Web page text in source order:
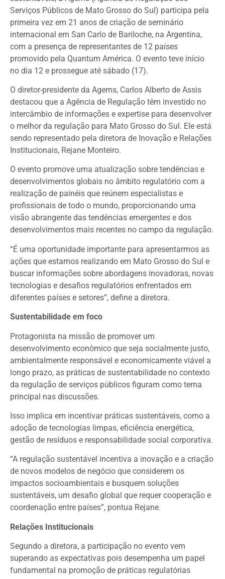
Serviços Públicos de Mato Grosso do Sul) participa pela
primeira vez em 21 anos de criação de seminário
internacional em San Carlo de Bariloche, na Argentina,
com a presença de representantes de 12 países
promovido pela Quantum América. O evento teve início
no dia 12 e prossegue até sábado (17).
O diretor-presidente da Agems, Carlos Alberto de Assis
destacou que a Agência de Regulação têm investido no
intercâmbio de informações e expertise para desenvolver
o melhor da regulação para Mato Grosso do Sul. Ele está
sendo representado pela diretora de Inovação e Relações
Institucionais, Rejane Monteiro.
O evento promove uma atualização sobre tendências e
desenvolvimentos globais no âmbito regulatório com a
realização de painéis que reúnem especialistas e
profissionais de todo o mundo, proporcionando uma
visão abrangente das tendências emergentes e dos
desenvolvimentos mais recentes no campo da regulação.
“É uma oportunidade importante para apresentarmos as
ações que estamos realizando em Mato Grosso do Sul e
buscar informações sobre abordagens inovadoras, novas
tecnologias e desafios regulatórios enfrentados em
diferentes países e setores”, define a diretora.
Sustentabilidade em foco
Protagonista na missão de promover um
desenvolvimento econômico que seja socialmente justo,
ambientalmente responsável e economicamente viável a
longo prazo, as práticas de sustentabilidade no contexto
da regulação de serviços públicos figuram como tema
principal nas discussões.
Isso implica em incentivar práticas sustentáveis, como a
adoção de tecnologias limpas, eficiência energética,
gestão de resíduos e responsabilidade social corporativa.
“A regulação sustentável incentiva a inovação e a criação
de novos modelos de negócio que considerem os
impactos socioambientais e busquem soluções
sustentáveis, um desafio global que requer cooperação e
coordenação entre países”, pontua Rejane.
Relações Institucionais
Segundo a diretora, a participação no evento vem
superando as expectativas pois desempenha um papel
fundamental na promoção de práticas regulatórias